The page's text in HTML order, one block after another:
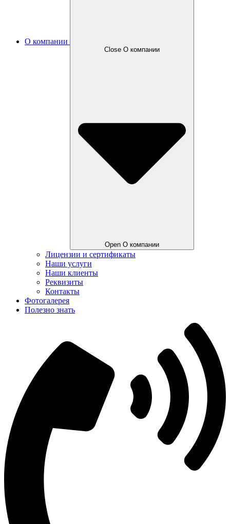
О компании
Close О компании
Open О компании
Лицензии и сертификаты
Наши услуги
Наши клиенты
Реквизиты
Контакты
Фотогалерея
Полезно знать